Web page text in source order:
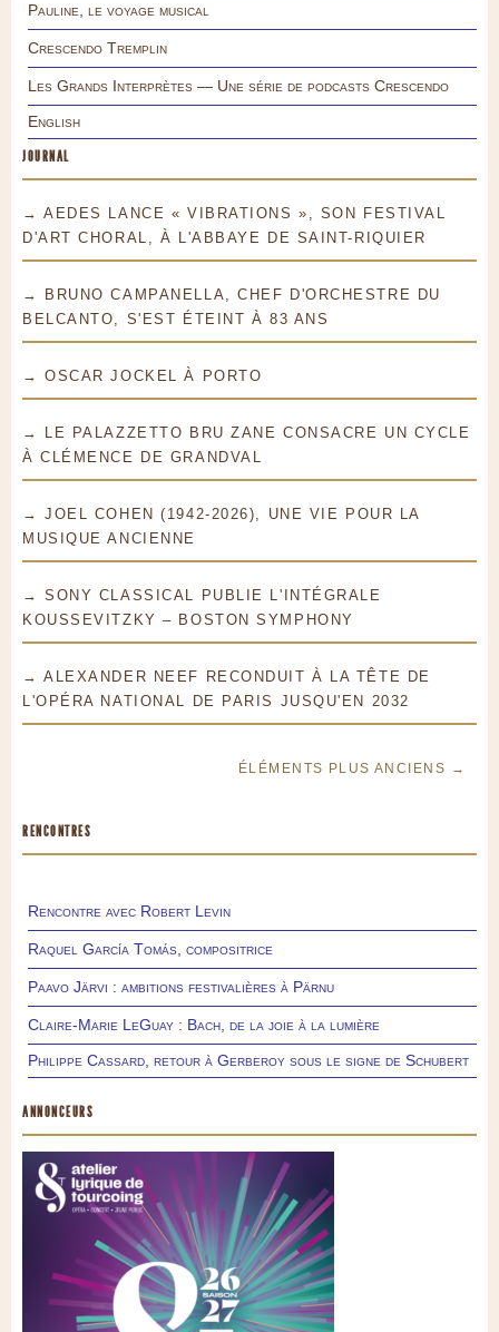
Pauline, le voyage musical
Crescendo Tremplin
Les Grands Interprètes — Une série de podcasts Crescendo
English
JOURNAL
→ AEDES LANCE « VIBRATIONS », SON FESTIVAL
D'ART CHORAL, À L'ABBAYE DE SAINT-RIQUIER
→ BRUNO CAMPANELLA, CHEF D'ORCHESTRE DU
BELCANTO, S'EST ÉTEINT À 83 ANS
→ OSCAR JOCKEL À PORTO
→ LE PALAZZETTO BRU ZANE CONSACRE UN CYCLE
À CLÉMENCE DE GRANDVAL
→ JOEL COHEN (1942-2026), UNE VIE POUR LA
MUSIQUE ANCIENNE
→ SONY CLASSICAL PUBLIE L'INTÉGRALE
KOUSSEVITZKY – BOSTON SYMPHONY
→ ALEXANDER NEEF RECONDUIT À LA TÊTE DE
L'OPÉRA NATIONAL DE PARIS JUSQU'EN 2032
ÉLÉMENTS PLUS ANCIENS →
RENCONTRES
Rencontre avec Robert Levin
Raquel García Tomás, compositrice
Paavo Järvi : ambitions festivalières à Pärnu
Claire-Marie LeGuay : Bach, de la joie à la lumière
Philippe Cassard, retour à Gerberoy sous le signe de Schubert
ANNONCEURS